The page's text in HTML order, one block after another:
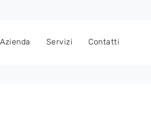
Azienda Servizi Contatti